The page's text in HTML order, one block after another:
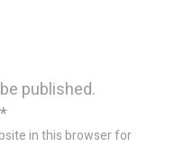
published.
*
in this browser for